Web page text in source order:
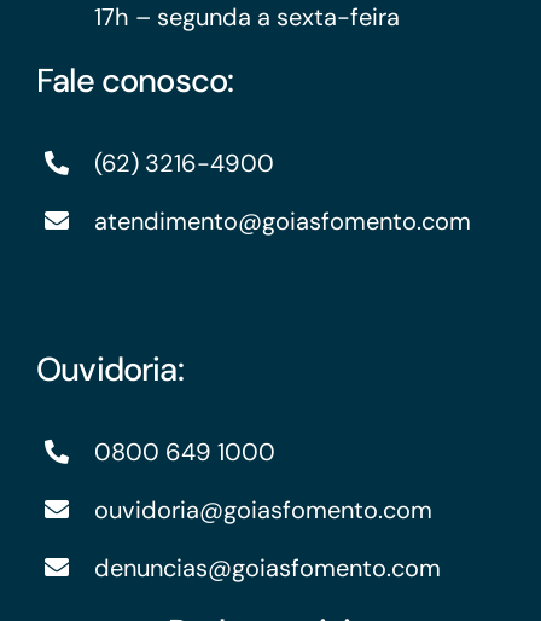
17h – segunda a sexta-feira
Fale conosco:
(62) 3216-4900
atendimento@goiasfomento.com
Ouvidoria:
0800 649 1000
ouvidoria@goiasfomento.com
denuncias@goiasfomento.com